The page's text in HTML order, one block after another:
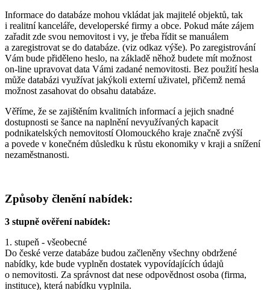
Informace do databáze mohou vkládat jak majitelé objektů, tak
i realitní kanceláře, developerské firmy a obce. Pokud máte zájem
zařadit zde svou nemovitost i vy, je třeba řídit se manuálem
a zaregistrovat se do databáze. (viz odkaz výše). Po zaregistrování
Vám bude přiděleno heslo, na základě něhož budete mít možnost
on-line upravovat data Vámi zadané nemovitosti. Bez použití hesla
může databázi využívat jakýkoli externí uživatel, přičemž nemá
možnost zasahovat do obsahu databáze.
Věříme, že se zajištěním kvalitních informací a jejich snadné
dostupnosti se šance na naplnění nevyužívaných kapacit
podnikatelských nemovitostí Olomouckého kraje značně zvýší
a povede v konečném důsledku k růstu ekonomiky v kraji a snížení
nezaměstnanosti.
Způsoby členění nabídek:
3 stupně ověření nabídek:
1. stupeň - všeobecné
Do české verze databáze budou začleněny všechny obdržené
nabídky, kde bude vyplněn dostatek vypovídajících údajů
o nemovitosti. Za správnost dat nese odpovědnost osoba (firma,
instituce), která nabídku vyplnila.